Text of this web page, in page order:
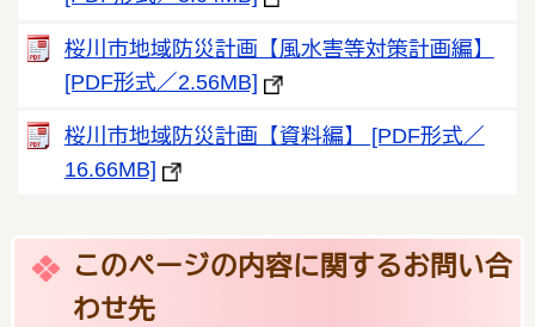
桜川市地域防災計画【風水害等対策計画編】
[PDF形式／2.56MB]
桜川市地域防災計画【資料編】 [PDF形式／
16.66MB]
このページの内容に関するお問い合
わせ先